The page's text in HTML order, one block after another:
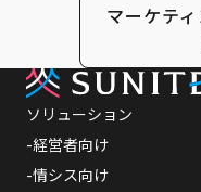
マーケテ
ソリューション
-経営者向け
-情シス向け